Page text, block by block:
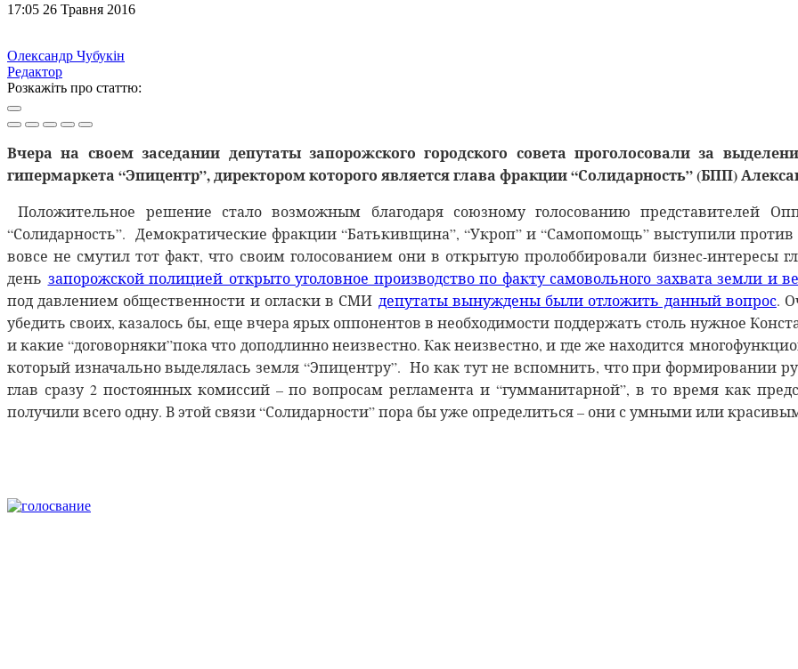
17:05 26 Травня 2016
Олександр Чубукін
Редактор
Розкажіть про статтю:
Вчера на своем заседании депутаты запорожского городского совета проголосовали за
гипермаркета “Эпицентр”, директором которого является глава фракции “Солидарность” (БПП)
Положительное решение стало возможным благодаря союзному голосованию представителей
“Солидарность”. Демократические фракции “Батькивщина”, “Укроп” и “Самопомощь” выступили
вовсе не смутил тот факт, что своим голосованием они в открытую пролоббировали бизнес-интересы
день запорожской полицией открыто уголовное производство по факту самовольного захвата земли и
под давлением общественности и огласки в СМИ депутаты вынуждены были отложить данный вопрос.
убедить своих, казалось бы, еще вчера ярых оппонентов в необходимости поддержать столь нужное
и какие “договорняки”пока что доподлинно неизвестно. Как неизвестно, и где же находится
который изначально выделялась земля “Эпицентру”. Но как тут не вспомнить, что при формировании
глав сразу 2 постоянных комиссий – по вопросам регламента и “гумманитарной”, в то время как
получили всего одну. В этой связи “Солидарности” пора бы уже определиться – они с умными или